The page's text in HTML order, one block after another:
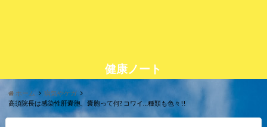
健康ノート
ホーム
病気やケガ
高須院長は感染性肝嚢胞、嚢胞って何? コワイ…種類も色々!!